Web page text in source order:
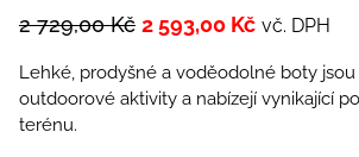
2 729,00Kč 2 593,00 Kč vč. DPH
Lehké, prodyšné a voděodolné boty
outdoorové aktivity a nabízejí vynikající
terénu.